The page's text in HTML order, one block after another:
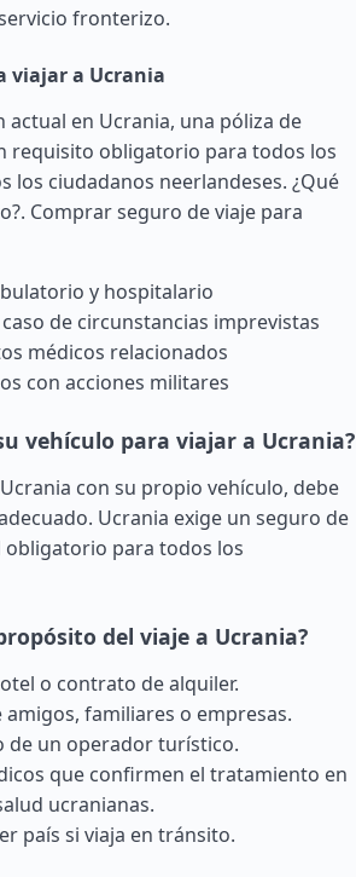
fronterizo.
viajar a Ucrania
actual en Ucrania, una póliza de
requisito obligatorio para todos los
los ciudadanos neerlandeses. ¿Qué
Comprar seguro de viaje para
y hospitalario
de circunstancias imprevistas
médicos relacionados
con acciones militares
vehículo para viajar a Ucrania?
con su propio vehículo, debe
Ucrania exige un seguro de
obligatorio para todos los
del viaje a Ucrania?
o contrato de alquiler.
familiares o empresas.
de un operador turístico.
que confirmen el tratamiento en
ucranianas.
país si viaja en tránsito.